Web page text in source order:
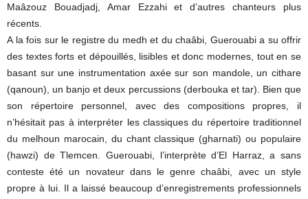
Maâzouz Bouadjadj, Amar Ezzahi et d’autres chanteurs plus
récents.
A la fois sur le registre du medh et du chaâbi, Guerouabi a su offrir
des textes forts et dépouillés, lisibles et donc modernes, tout en se
basant sur une instrumentation axée sur son mandole, un cithare
(qanoun), un banjo et deux percussions (derbouka et tar). Bien que
son répertoire personnel, avec des compositions propres, il
n’hésitait pas à interpréter les classiques du répertoire traditionnel
du melhoun marocain, du chant classique (gharnati) ou populaire
(hawzi) de Tlemcen. Guerouabi, l’interprète d’El Harraz, a sans
conteste été un novateur dans le genre chaâbi, avec un style
propre à lui. Il a laissé beaucoup d’enregistrements professionnels